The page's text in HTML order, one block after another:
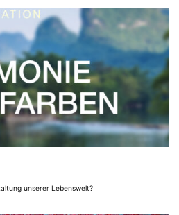
unserer Lebenswelt?